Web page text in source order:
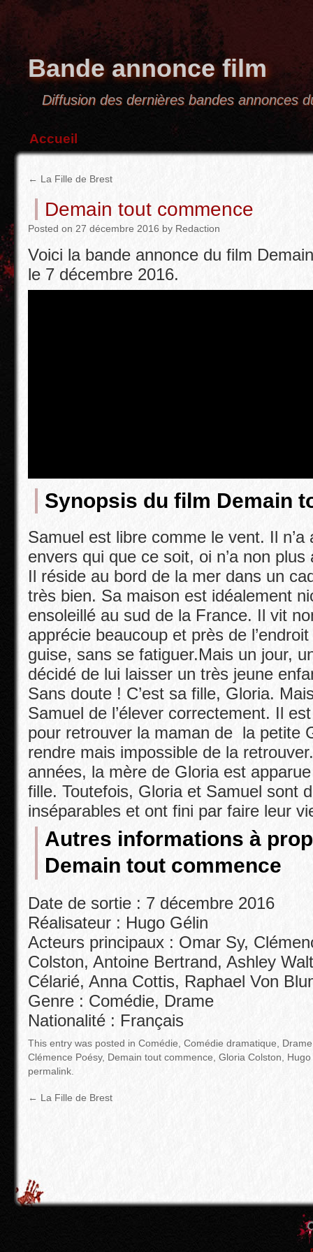
Bande annonce film
Diffusion des dernières bandes annonces
Accueil
← La Fille de Brest
Demain tout commence
Posted on 27 décembre 2016 by Redaction
Voici la bande annonce du film
le 7 décembre 2016.
Synopsis du film Demain
Samuel est libre comme le vent. Il n’a
envers qui que ce soit, oi n’a non
Il réside au bord de la mer dans un
très bien. Sa maison est idéalement
ensoleillé au sud de la France. Il vit
apprécie beaucoup et près de
guise, sans se fatiguer.Mais un jour,
décidé de lui laisser un très jeune
Sans doute ! C’est sa fille, Gloria.
Samuel de l’élever correctement. Il
pour retrouver la maman de la petite
rendre mais impossible de la
années, la mère de Gloria est
fille. Toutefois, Gloria et Samuel sont
inséparables et ont fini par faire leur
Autres informations à
Demain tout commence
Date de sortie : 7 décembre 2016
Réalisateur : Hugo Gélin
Acteurs principaux : Omar Sy,
Colston, Antoine Bertrand, Ashley
Célarié, Anna Cottis, Raphael Von
Genre : Comédie, Drame
Nationalité : Français
This entry was posted in Comédie Comédie dramatique Drame
Clémence Poésy, Demain tout commence Gloria Colston
permalink
← La Fille de Brest